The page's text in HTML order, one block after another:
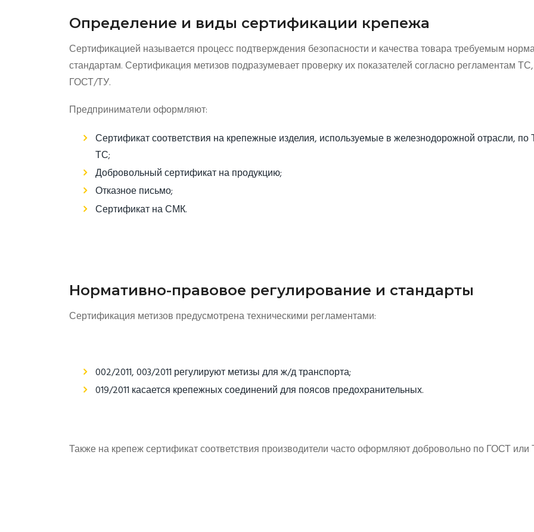
Определение и виды сертификации крепежа
Сертификацией называется процесс подтверждения безопасности и качества товара требуемым
стандартам. Сертификация метизов подразумевает проверку их показателей согласно регламентам ТС,
ГОСТ/ТУ.
Предприниматели оформляют:
Сертификат соответствия на крепежные изделия, используемые в железнодорожной отрасли, по
ТС;
Добровольный сертификат на продукцию;
Отказное письмо;
Сертификат на СМК.
Нормативно-правовое регулирование и стандарты
Сертификация метизов предусмотрена техническими регламентами:
002/2011, 003/2011 регулируют метизы для ж/д транспорта;
019/2011 касается крепежных соединений для поясов предохранительных.
Также на крепеж сертификат соответствия производители часто оформляют добровольно по ГОСТ или